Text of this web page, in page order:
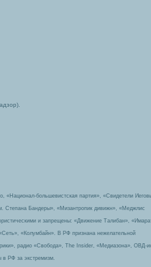
«Национал-большевистская партия», «Свидетели
Степана Бандеры», «Мизантропик дивижн», «Меджлис
и запрещены: «Движение Талибан»,
«Колумбайн». В РФ признана нежелательной
радио «Свобода», The Insider, «Медиазона», ОВД-
в РФ за экстремизм.